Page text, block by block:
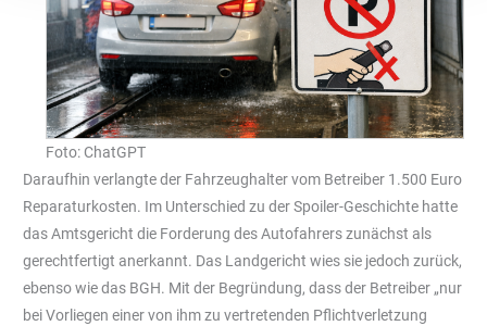
Foto: ChatGPT
Daraufhin verlangte der Fahrzeughalter vom Betreiber 1.500 Euro
Reparaturkosten. Im Unterschied zu der Spoiler-Geschichte hatte
das Amtsgericht die Forderung des Autofahrers zunächst als
gerechtfertigt anerkannt. Das Landgericht wies sie jedoch zurück,
ebenso wie das BGH. Mit der Begründung, dass der Betreiber „nur
bei Vorliegen einer von ihm zu vertretenden Pflichtverletzung